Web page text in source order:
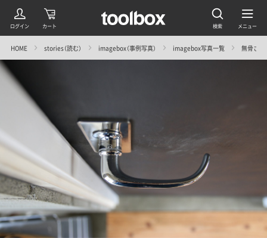
HOME stories（読む） imagebox（事例写真） imagebox写真一覧 無骨さ